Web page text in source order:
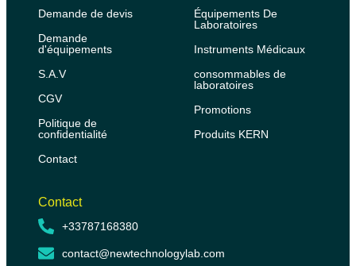
Demande de devis
Demande
d'équipements
S.A.V
CGV
Politique de
confidentialité
Contact
Équipements De
Laboratoires
Instruments Médicaux
consommables de
laboratoires
Promotions
Produits KERN
Contact
+33787168380
contact@newtechnologylab.com